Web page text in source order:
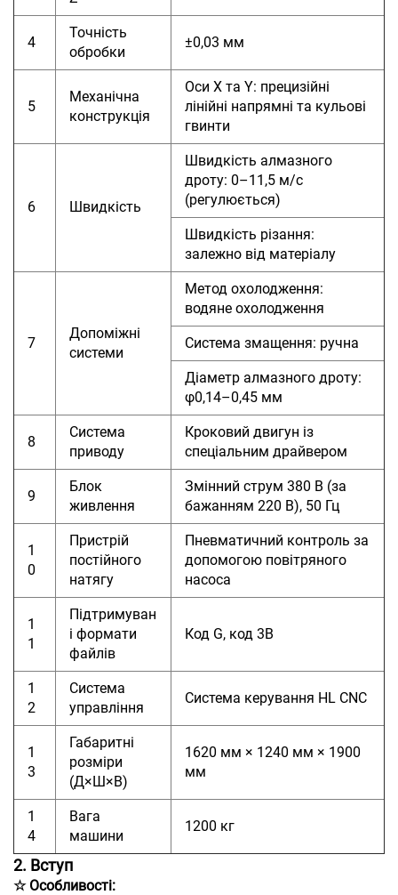
4
Точність
обробки
±0,03 мм
5
Механічна
конструкція
Оси X та Y: прецизійні
лінійні напрямні та кульові
гвинти
6 Швидкість
Швидкість алмазного
дроту: 0–11,5 м/с
(регулюється)
Швидкість різання:
залежно від матеріалу
7
Допоміжні
системи
Метод охолодження:
водяне охолодження
Система змащення: ручна
Діаметр алмазного дроту:
φ0,14–0,45 мм
8
Система
приводу
Кроковий двигун із
спеціальним драйвером
9
Блок
живлення
Змінний струм 380 В (за
бажанням 220 В), 50 Гц
1
0
Пристрій
постійного
натягу
Пневматичний контроль за
допомогою повітряного
насоса
1
1
Підтримуван
і формати
файлів
Код G, код 3B
1
2
Система
управління
Система керування HL CNC
1
3
Габаритні
розміри
(Д×Ш×В)
1620 мм × 1240 мм × 1900
мм
1
4
Вага
машини
1200 кг
2. Вступ
☆ Особливості: